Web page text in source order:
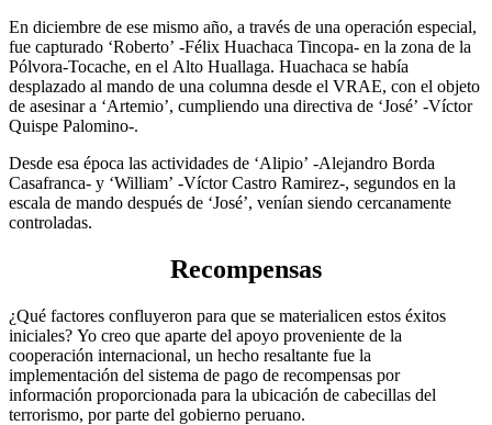
En diciembre de ese mismo año, a través de una operación especial,
fue capturado ‘Roberto’ -Félix Huachaca Tincopa- en la zona de la
Pólvora-Tocache, en el Alto Huallaga. Huachaca se había
desplazado al mando de una columna desde el VRAE, con el objeto
de asesinar a ‘Artemio’, cumpliendo una directiva de ‘José’ -Víctor
Quispe Palomino-.
Desde esa época las actividades de ‘Alipio’ -Alejandro Borda
Casafranca- y ‘William’ -Víctor Castro Ramirez-, segundos en la
escala de mando después de ‘José’, venían siendo cercanamente
controladas.
Recompensas
¿Qué factores confluyeron para que se materialicen estos éxitos
iniciales? Yo creo que aparte del apoyo proveniente de la
cooperación internacional, un hecho resaltante fue la
implementación del sistema de pago de recompensas por
información proporcionada para la ubicación de cabecillas del
terrorismo, por parte del gobierno peruano.